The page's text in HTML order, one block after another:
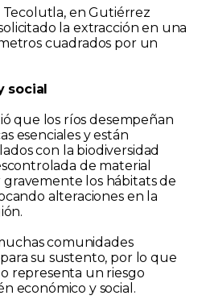
Tecolutla, en Gutiérrez
la extracción en una
cuadrados por un
social
que los ríos desempeñan
esenciales y están
con la biodiversidad
de material
los hábitats de
alteraciones en la
comunidades
su sustento, por lo que
representa un riesgo
económico y social.